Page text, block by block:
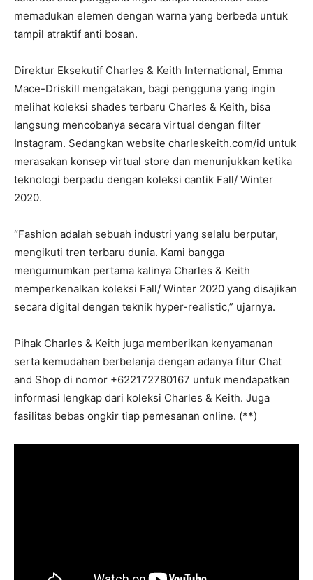
memadukan elemen dengan warna yang berbeda untuk
tampil atraktif anti bosan.
Direktur Eksekutif Charles & Keith International, Emma
Mace-Driskill mengatakan, bagi pengguna yang ingin
melihat koleksi shades terbaru Charles & Keith, bisa
langsung mencobanya secara virtual dengan filter
Instagram. Sedangkan website charleskeith.com/id untuk
merasakan konsep virtual store dan menunjukkan ketika
teknologi berpadu dengan koleksi cantik Fall/ Winter
2020.
“Fashion adalah sebuah industri yang selalu berputar,
mengikuti tren terbaru dunia. Kami bangga
mengumumkan pertama kalinya Charles & Keith
memperkenalkan koleksi Fall/ Winter 2020 yang disajikan
secara digital dengan teknik hyper-realistic,” ujarnya.
Pihak Charles & Keith juga memberikan kenyamanan
serta kemudahan berbelanja dengan adanya fitur Chat
and Shop di nomor +622172780167 untuk mendapatkan
informasi lengkap dari koleksi Charles & Keith. Juga
fasilitas bebas ongkir tiap pemesanan online. (**)